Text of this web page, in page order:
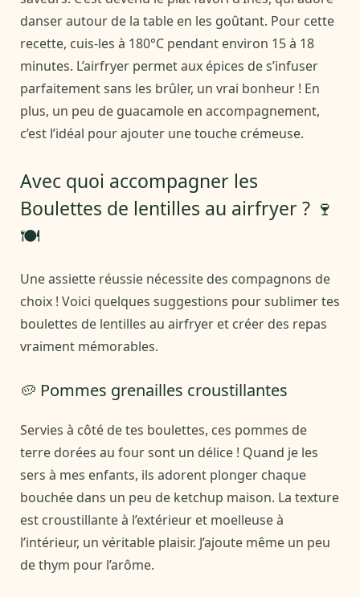
danser autour de la table en les goûtant. Pour cette
recette, cuis-les à 180°C pendant environ 15 à 18
minutes. L’airfryer permet aux épices de s’infuser
parfaitement sans les brûler, un vrai bonheur ! En
plus, un peu de guacamole en accompagnement,
c’est l’idéal pour ajouter une touche crémeuse.
Avec quoi accompagner les
Boulettes de lentilles au airfryer ? 🍷
🍽️
Une assiette réussie nécessite des compagnons de
choix ! Voici quelques suggestions pour sublimer tes
boulettes de lentilles au airfryer et créer des repas
vraiment mémorables.
🥔 Pommes grenailles croustillantes
Servies à côté de tes boulettes, ces pommes de
terre dorées au four sont un délice ! Quand je les
sers à mes enfants, ils adorent plonger chaque
bouchée dans un peu de ketchup maison. La texture
est croustillante à l’extérieur et moelleuse à
l’intérieur, un véritable plaisir. J’ajoute même un peu
de thym pour l’arôme.